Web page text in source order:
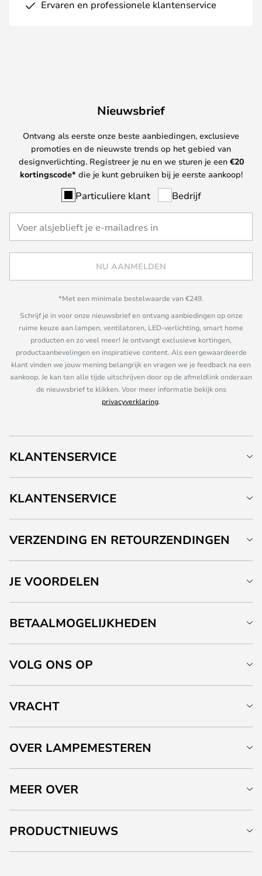
Ervaren en professionele klantenservice
Nieuwsbrief
Ontvang als eerste onze beste aanbiedingen, exclusieve
promoties en de nieuwste trends op het gebied van
designverlichting. Registreer je nu en we sturen je een €20
kortingscode* die je kunt gebruiken bij je eerste aankoop!
Particuliere klant Bedrijf
NU AANMELDEN
*Met een minimale bestelwaarde van €249.
Schrijf je in voor onze nieuwsbrief en ontvang aanbiedingen op onze
ruime keuze aan lampen, ventilatoren, LED-verlichting, smart home
producten en zo veel meer! Je ontvangt exclusieve kortingen,
productaanbevelingen en inspiratieve content. Als een gewaardeerde
klant vinden we jouw mening belangrijk en vragen we je feedback na een
aankoop. Je kan ten alle tijde uitschrijven door op de afmeldlink onderaan
de nieuwsbrief te klikken. Voor meer informatie bekijk ons
privacyverklaring.
KLANTENSERVICE
KLANTENSERVICE
VERZENDING EN RETOURZENDINGEN
JE VOORDELEN
BETAALMOGELIJKHEDEN
VOLG ONS OP
VRACHT
OVER LAMPEMESTEREN
MEER OVER
PRODUCTNIEUWS